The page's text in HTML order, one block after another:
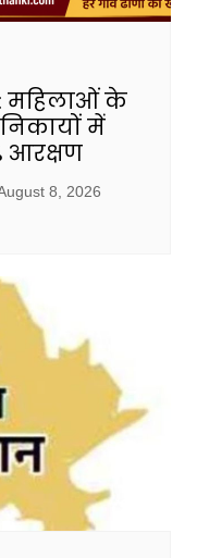
महिलाओं के
में
आरक्षण
8, 2026